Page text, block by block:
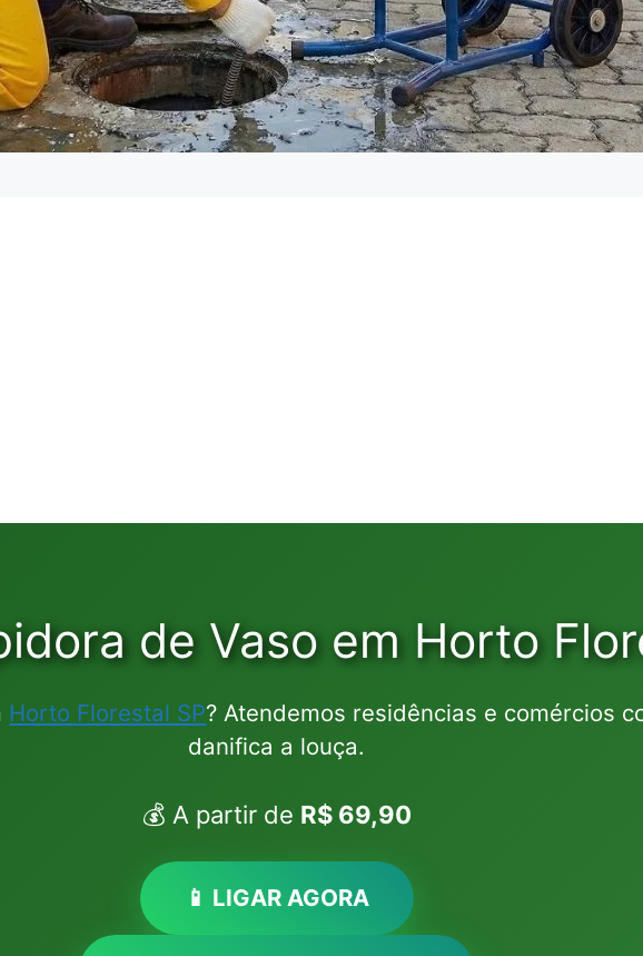
de Vaso em Horto
Horto Florestal SP? Atendemos residências e comércios
danifica a louça.
💰 A partir de R$ 69,90
📱 LIGAR AGORA